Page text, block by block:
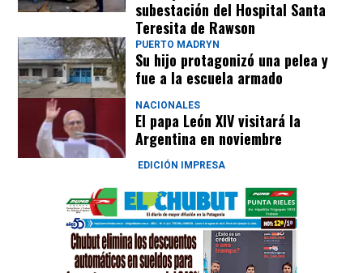
EDICIÓN IMPRESA
subestación del Hospital Santa
Teresita de Rawson
PUERTO MADRYN
Su hijo protagonizó una pelea y
fue a la escuela armado
NACIONALES
El papa León XIV visitará la
Argentina en noviembre